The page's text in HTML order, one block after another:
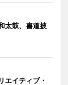
太鼓、書道披
エイティブ・